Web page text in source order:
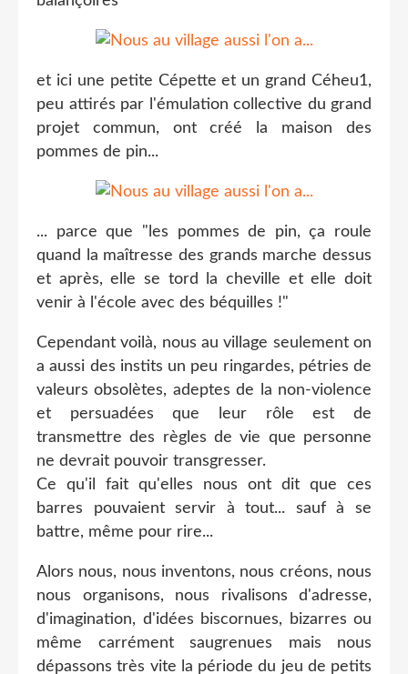
et ici une petite Cépette et un grand Céheu1,
peu attirés par l'émulation collective du grand
projet commun, ont créé la maison des
pommes de pin...
... parce que "les pommes de pin, ça roule
quand la maîtresse des grands marche dessus
et après, elle se tord la cheville et elle doit
venir à l'école avec des béquilles !"
Cependant voilà, nous au village seulement on
a aussi des instits un peu ringardes, pétries de
valeurs obsolètes, adeptes de la non-violence
et persuadées que leur rôle est de
transmettre des règles de vie que personne
ne devrait pouvoir transgresser.
Ce qu'il fait qu'elles nous ont dit que ces
barres pouvaient servir à tout... sauf à se
battre, même pour rire...
Alors nous, nous inventons, nous créons, nous
nous organisons, nous rivalisons d'adresse,
d'imagination, d'idées biscornues, bizarres ou
même carrément saugrenues mais nous
dépassons très vite la période du jeu de petits